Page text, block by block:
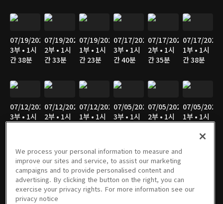
07/19/2026
3부 • 1시
간 38분
07/19/2026
2부 • 1시
간 33분
07/19/2026
1부 • 1시
간 23분
07/17/2026
3부 • 1시
간 40분
07/17/2026
2부 • 1시
간 35분
07/17/2026
1부 • 1시
간 38분
07/12/2026
3부 • 1시
07/12/2026
2부 • 1시
07/12/2026
1부 • 1시
07/05/2026
3부 • 1시
07/05/2026
2부 • 1시
07/05/2026
1부 • 1시
06/28/2026
3부 • 1시
간 46분
06/28/2026
2부 • 1시
간 37분
06/28/2026
1부 • 1시
간 23분
06/21/2026
3부 • 1시
간 45분
06/21/2026
2부 • 1시
간 34분
1부 • 1시
간 22분
We process your personal information to measure and
improve our sites and service, to assist our marketing
campaigns and to provide personalised content and
advertising. By clicking the button on the right, you can
exercise your privacy rights. For more information see our
privacy notice